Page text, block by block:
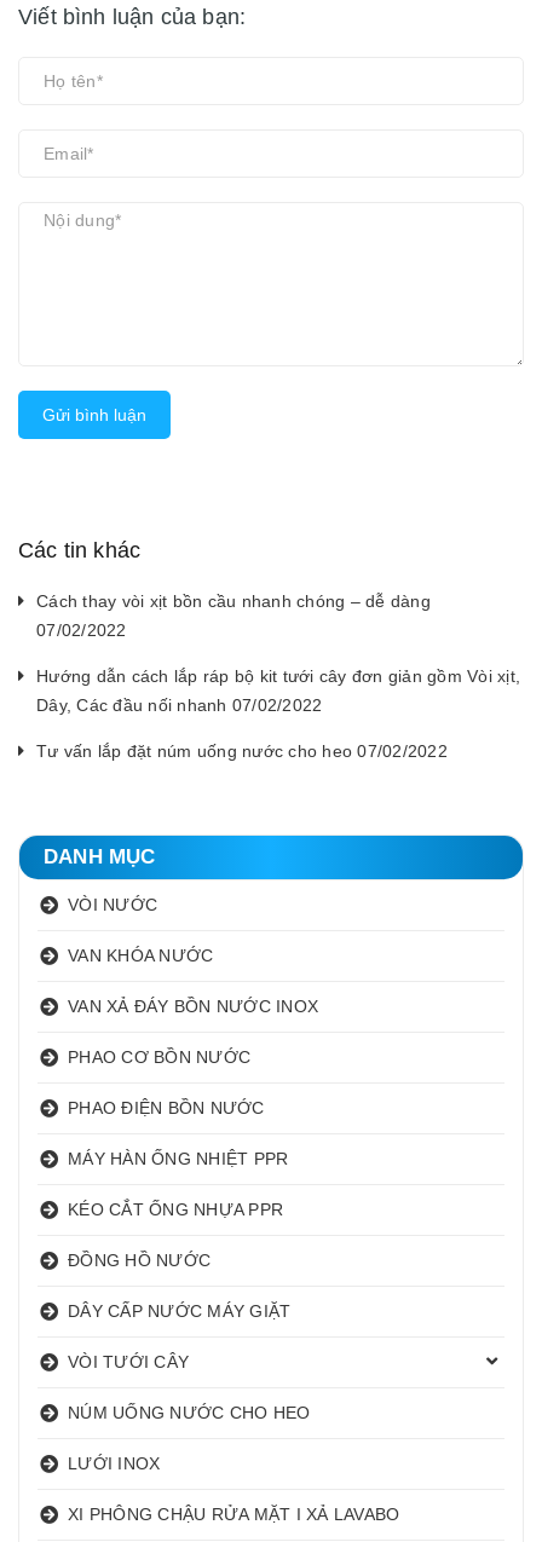
Viết bình luận của bạn:
Gửi bình luận
Các tin khác
Cách thay vòi xịt bồn cầu nhanh chóng – dễ dàng
07/02/2022
Hướng dẫn cách lắp ráp bộ kit tưới cây đơn giản gồm Vòi xịt,
Dây, Các đầu nối nhanh 07/02/2022
Tư vấn lắp đặt núm uống nước cho heo 07/02/2022
DANH MỤC
VÒI NƯỚC
VAN KHÓA NƯỚC
VAN XẢ ĐÁY BỒN NƯỚC INOX
PHAO CƠ BỒN NƯỚC
PHAO ĐIỆN BỒN NƯỚC
MÁY HÀN ỐNG NHIỆT PPR
KÉO CẮT ỐNG NHỰA PPR
ĐỒNG HỒ NƯỚC
DÂY CẤP NƯỚC MÁY GIẶT
VÒI TƯỚI CÂY
NÚM UỐNG NƯỚC CHO HEO
LƯỚI INOX
XI PHÔNG CHẬU RỬA MẶT I XẢ LAVABO